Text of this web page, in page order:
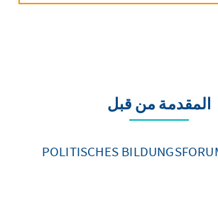
المقدمة من قبل
POLITISCHES